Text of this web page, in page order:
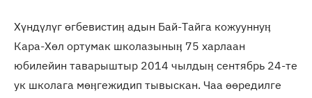
Хүндүлүг өгбевистиӊ адын Бай-Тайга кожууннуӊ
Кара-Хөл ортумак школазыныӊ 75 харлаан
юбилейин таварыштыр 2014 чылдыӊ сентябрь 24-те
ук школага мөӊгежидип тывыскан. Чаа өөредилге